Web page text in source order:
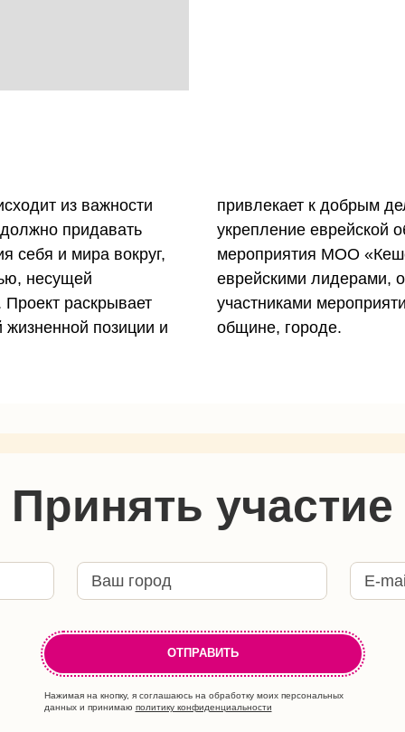
из важности
должно придавать
себя и мира вокруг,
несущей
Проект раскрывает
позиции и
нацелен на
через все
стали настоящими
в женской группе,
общине, городе.
Принять участие
Нажимая на кнопку, я соглашаюсь на обработку моих персональных
данных и принимаю политику конфиденциальности